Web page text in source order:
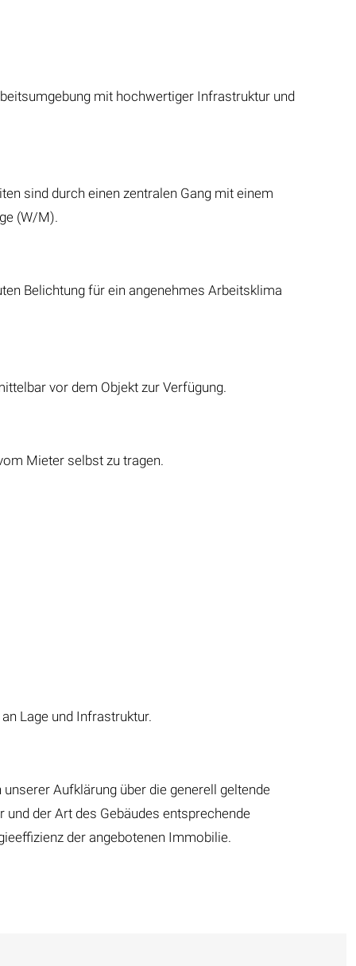
mit hochwertiger Infrastruktur und
sind durch einen zentralen Gang mit einem
(W/M).
Belichtung für ein angenehmes Arbeitsklima
vor dem Objekt zur Verfügung.
Mieter selbst zu tragen.
Lage und Infrastruktur.
Aufklärung über die generell geltende
der Art des Gebäudes entsprechende
der angebotenen Immobilie.